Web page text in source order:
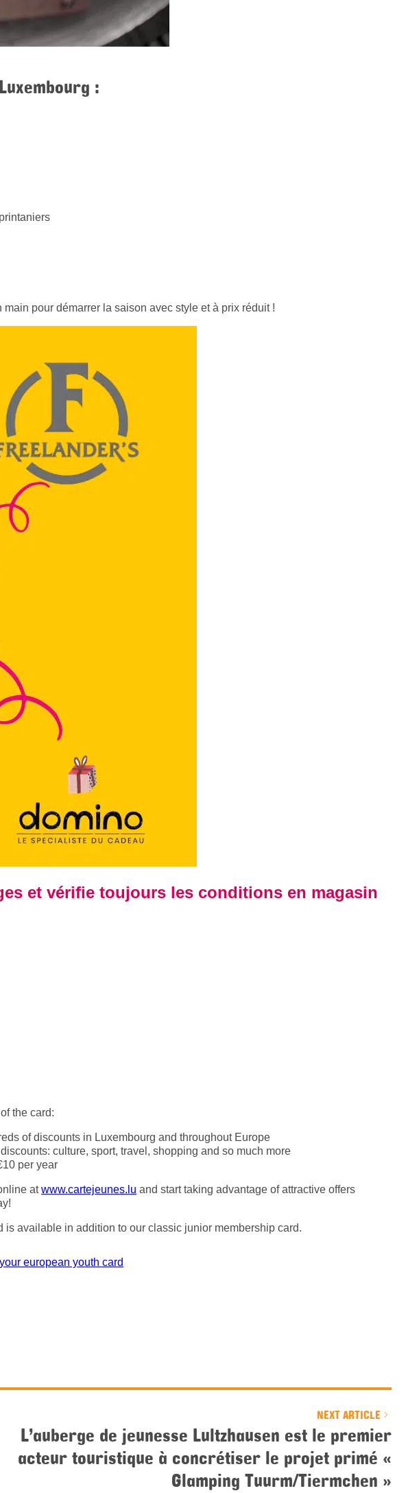
:
pour démarrer la saison avec style et à prix réduit !
et vérifie toujours les conditions en magasin
the card:
of discounts in Luxembourg and throughout Europe
culture, sport, travel, shopping and so much more
per year
atwww.cartejeunes.lu and start taking advantage of attractive offers
is available in addition to our classic junior membership card.
european youth card
NEXT ARTICLE
L’auberge de jeunesse Lultzhausen est le premier
acteur touristique à concrétiser le projet primé «
Glamping Tuurm/Tiermchen »